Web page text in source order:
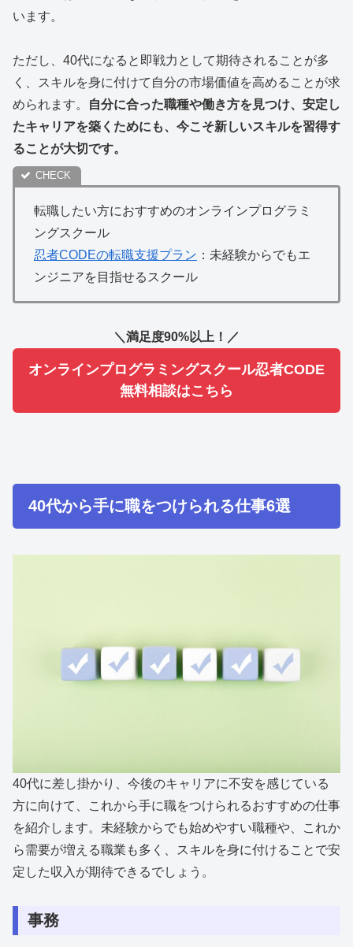
います。
ただし、40代になると即戦力として期待されることが多
く、スキルを身に付けて自分の市場価値を高めることが求
められます。
自分に合った職種や働き方を見つけ、安定し
たキャリアを築くためにも、今こそ新しいスキルを習得す
ることが大切です。
転職したい方におすすめのオンラインプログラミ
ングスクール
忍者CODEの転職支援プラン ：未経験からでもエ
ンジニアを目指せるスクール
＼満足度90%以上！／
オンラインプログラミングスクール忍者CODE
無料相談はこちら
40代から手に職をつけられる仕事6選
40代に差し掛かり、今後のキャリアに不安を感じている
方に向けて、これから手に職をつけられるおすすめの仕事
を紹介します。未経験からでも始めやすい職種や、これか
ら需要が増える職業も多く、スキルを身に付けることで安
定した収入が期待できるでしょう。
事務